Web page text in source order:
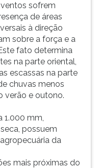
sofrem
de áreas
à direção
sobre a força e a
fato determina
na parte oriental,
escassas na parte
chuvas menos
verão e outono.
1.000 mm,
possuem
da
mais próximas do